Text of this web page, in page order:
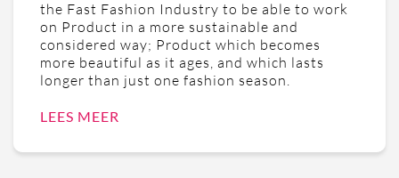
the Fast Fashion Industry to be able to work
on Product in a more sustainable and
considered way; Product which becomes
more beautiful as it ages, and which lasts
longer than just one fashion season.
LEES MEER